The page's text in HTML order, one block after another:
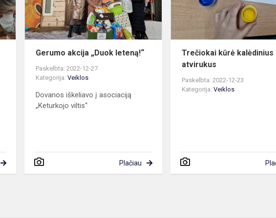
Gerumo akcija „Duok leteną!“
Paskelbta: 2022-12-27
Kategorija:Veiklos
Dovanos iškeliavo į asociaciją
„Keturkojo viltis“
Plačiau
Trečiokai kūrė kalėdinius
atvirukus
Paskelbta: 2022-12-23
Kategorija:Veiklos